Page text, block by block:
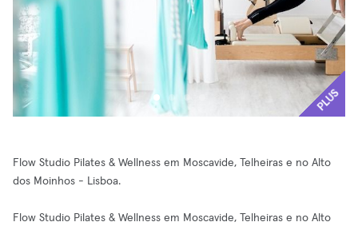
PLUS
Flow Studio Pilates & Wellness em Moscavide, Telheiras e no Alto
dos Moinhos - Lisboa.
Flow Studio Pilates & Wellness em Moscavide, Telheiras e no Alto